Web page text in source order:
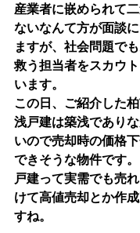
産業者に嵌められて
ないなんて方が面談
ますが、社会問題で
救う担当者をスカウ
います。
この日、ご紹介した
浅戸建は築浅であり
いので売却時の価格
できそうな物件です。
戸建って実需でも売
けて高値売却とか作
すね。